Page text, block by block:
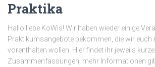
Praktika
Hallo liebe KoWis! Wir haben wieder einige
Praktikumsangebote bekommen, die wir euch
vorenthalten wollen. Hier findet ihr jeweils kurze
Zusammenfassungen, mehr Informationen